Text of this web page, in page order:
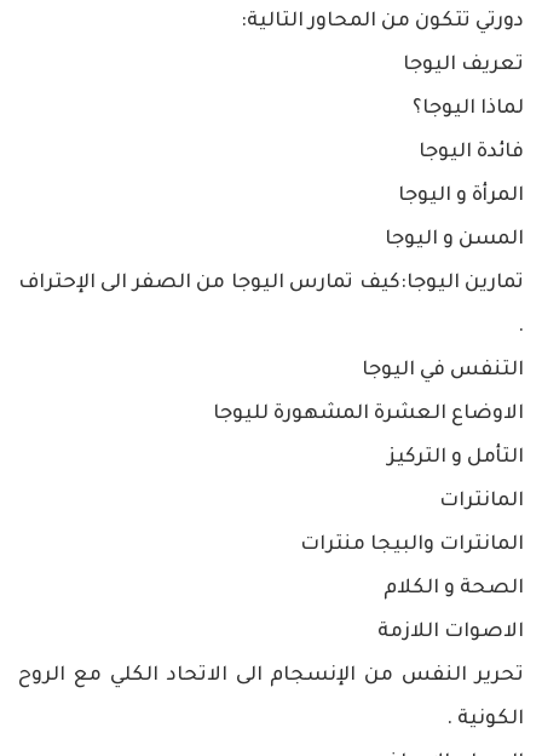
دورتي تتكون من المحاور التالية:
تعريف اليوجا
لماذا اليوجا؟
فائدة اليوجا
المرأة و اليوجا
المسن و اليوجا
تمارين اليوجا:كيف تمارس اليوجا من الصفر الى الإحتراف
.
التنفس في اليوجا
الاوضاع العشرة المشهورة لليوجا
التأمل و التركيز
المانترات
المانترات والبيجا منترات
الصحة و الكلام
الاصوات اللازمة
تحرير النفس من الإنسجام الى الاتحاد الكلي مع الروح
الكونية .